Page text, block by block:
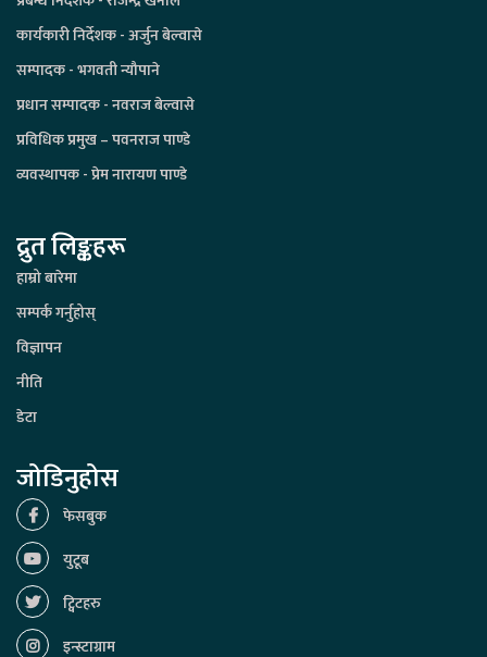
कार्यकारी निर्देशक - अर्जुन बेल्वासे
सम्पादक - भगवती न्यौपाने
प्रधान सम्पादक - नवराज बेल्वासे
प्रविधिक प्रमुख – पवनराज पाण्डे
व्यवस्थापक - प्रेम नारायण पाण्डे
द्रुत लिङ्कहरू
हाम्रो बारेमा
सम्पर्क गर्नुहोस्
विज्ञापन
नीति
डेटा
जोडिनुहोस
फेसबुक
युटूब
ट्विटहरु
इन्स्टाग्राम